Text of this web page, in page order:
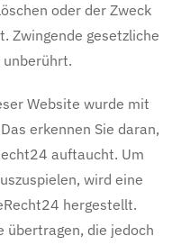
oder der Zweck
Zwingende gesetzliche
Website wurde mit
erkennen Sie daran,
auftaucht. Um
wird eine
hergestellt.
übertragen, die jedoch